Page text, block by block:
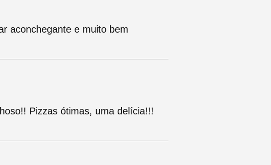
aconchegante e muito bem
Pizzas ótimas, uma delícia!!!